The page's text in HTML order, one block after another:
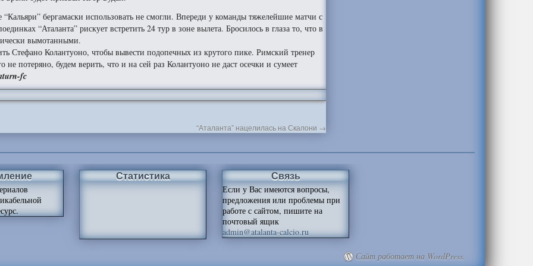
бергамаски использовать не смогли. Впереди у команды тяжелейшие матчи с
“Аталанта” рискует встретить 24 тур в зоне вылета. Бросилось в глаза то, что в
вымотанными.
Стефано Колантуоно, чтобы вывести подопечных из крутого пике. Римский тренер
потеряно, будем верить, что и на сей раз Колантуоно не даст осечки и сумеет
fc
“Аталанта” нацелилась на Скалони →
Статистика Связь
Если у Вас имеются вопросы,
предложения или проблемы при
работе с сайтом, пишите на
почтовый ящик
admin@atalanta-calcio.ru
Сайт работает на WordPress.